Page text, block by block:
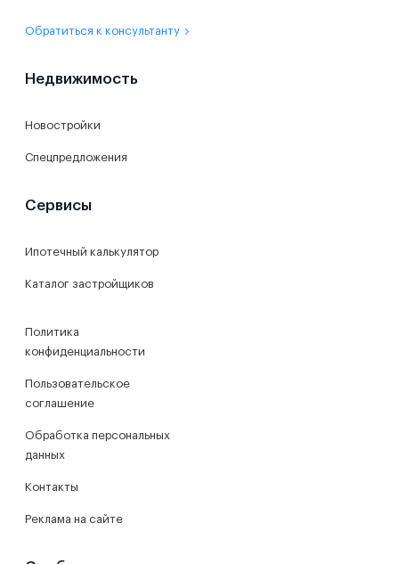
Обратиться к консультанту
Недвижимость
Новостройки
Спецпредложения
Сервисы
Ипотечный калькулятор
Каталог застройщиков
Политика
конфиденциальности
Пользовательское
соглашение
Обработка персональных
данных
Контакты
Реклама на сайте